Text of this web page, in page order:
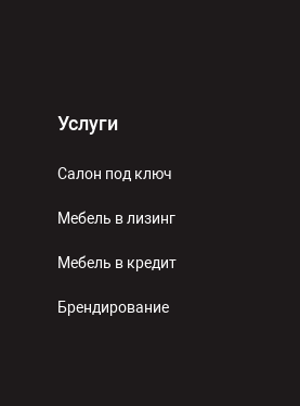
Услуги
Салон под ключ
Мебель в лизинг
Мебель в кредит
Брендирование